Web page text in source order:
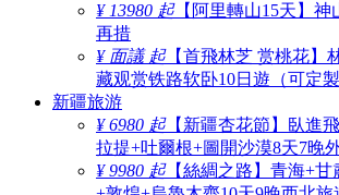
¥ 13980 起【阿里轉山15天】神
再措
¥ 面議 起【首飛林芝 赏桃花】
藏观赏铁路软卧10日遊（可定製
新疆旅游
¥ 6980 起【新疆杏花節】臥進
拉提+吐爾根+圖開沙漠8天7晚
¥ 9980 起【絲綢之路】青海+甘